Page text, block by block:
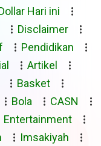
Hari ini
Disclaimer
Pendidikan
Artikel
Basket
Bola
CASN
Entertainment
Imsakiyah